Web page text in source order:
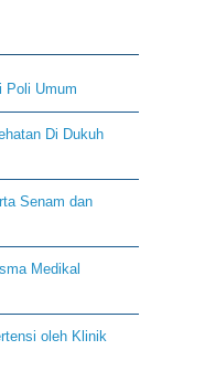
Poli Umum
Di Dukuh
Senam dan
Medikal
oleh Klinik